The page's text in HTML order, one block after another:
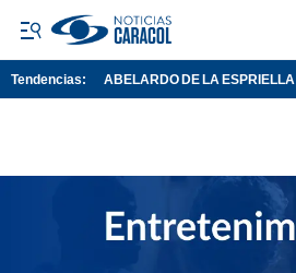
Tendencias: ABELARDO DE LA ESPRIELLA